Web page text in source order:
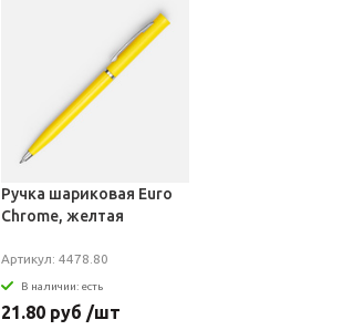
Ручка шариковая Euro
Chrome, желтая
Артикул: 4478.80
В наличии: есть
21.80 руб /шт